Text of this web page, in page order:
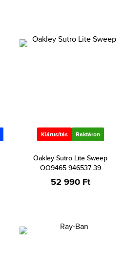
Kiárusítás Raktáron
Oakley Sutro Lite Sweep
OO9465 946537 39
52 990 Ft